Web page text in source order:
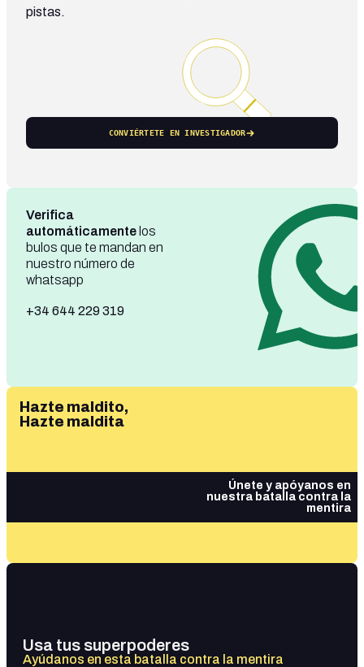
pistas.
CONVIÉRTETE EN INVESTIGADOR
Verifica
automáticamente los
bulos que te mandan en
nuestro número de
whatsapp
+34 644 229 319
Hazte maldito,
Hazte maldita
Únete y apóyanos en
nuestra batalla contra la
mentira
Usa tus superpoderes
Ayúdanos en esta batalla contra la mentira